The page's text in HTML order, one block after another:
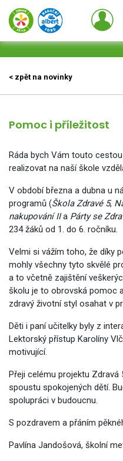
< zpět na novinky
Pomoc i příležitost
Ráda bych Vám touto
realizovat na naší škole
V období března a dubna u
programů (Škola Zdravé 5,
nakupování IIa Párty se
234 žáků od 1. do 6. ročníku.
Velmi si vážím toho, že díky
mohly všechny tyto skvělé
a to včetně zajištění
školu je to obrovská pomoc
zdravý životní styl osahat v
Děti i paní učitelky byly z
Lektorský přístup Karolíny
motivující.
Přeji celému projektu
spoustu spokojených dětí.
spolupráci v budoucnu.
S pozdravem a přáním
Pavlína Jandošová, školní